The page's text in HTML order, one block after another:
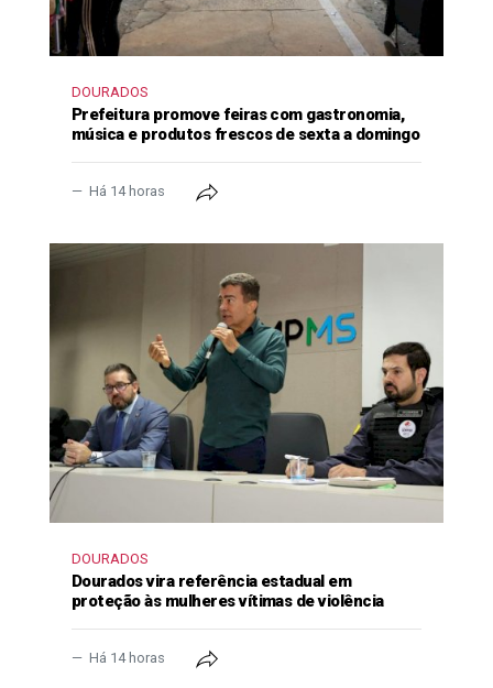
DOURADOS
Prefeitura promove feiras com gastronomia,
música e produtos frescos de sexta a domingo
Há 14 horas
DOURADOS
Dourados vira referência estadual em
proteção às mulheres vítimas de violência
Há 14 horas